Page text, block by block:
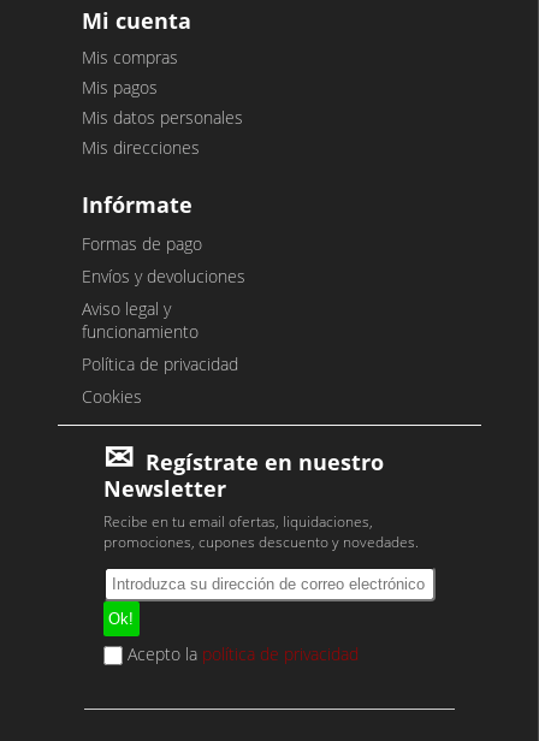
Mi cuenta
Mis compras
Mis pagos
Mis datos personales
Mis direcciones
Infórmate
Formas de pago
Envíos y devoluciones
Aviso legal y
funcionamiento
Política de privacidad
Cookies
Regístrate en nuestro
Newsletter
Recibe en tu email ofertas, liquidaciones,
promociones, cupones descuento y novedades.
Acepto la política de privacidad